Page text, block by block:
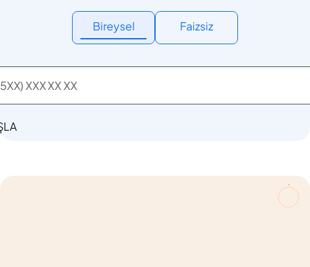
Bireysel Faizsiz